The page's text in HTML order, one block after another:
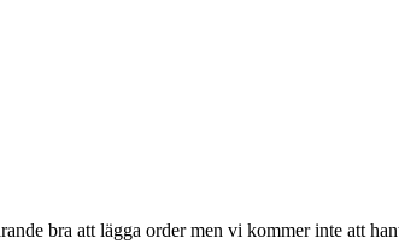
bra att lägga order men vi kommer inte att